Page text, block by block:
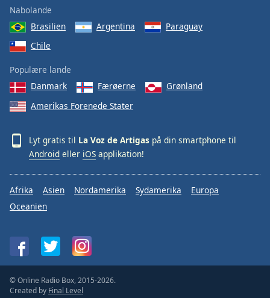
Nabolande
Brasilien
Argentina
Paraguay
Chile
Populære lande
Danmark
Færøerne
Grønland
Amerikas Forenede Stater
Lyt gratis til La Voz de Artigas på din smartphone til
Android eller iOS applikation!
Afrika Asien Nordamerika Sydamerika
Europa
Oceanien
© Online Radio Box, 2015-2026.
Created by Final Level